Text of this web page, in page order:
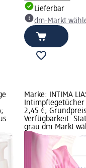
Lieferbar
dm-Markt
Marke: INTIMA
2,45 €;
Verfügbarkeit:
grau dm-Markt